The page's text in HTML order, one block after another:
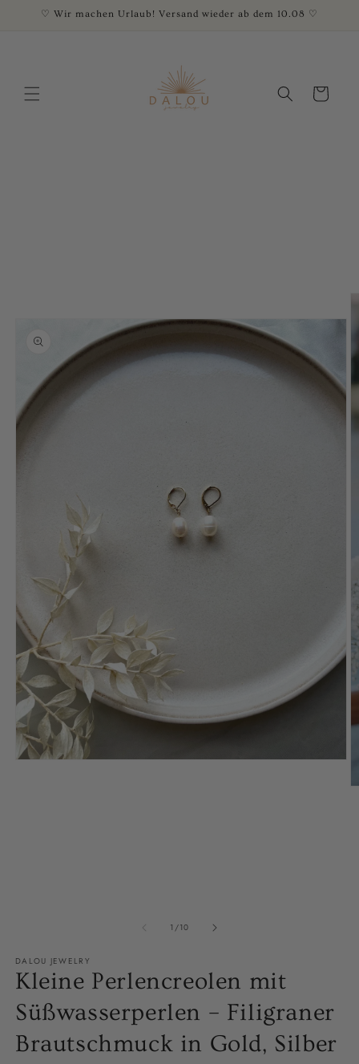
zum♡ Wir machen Urlaub! Versand wieder ab dem 10.08 ♡
Warenkorb
1 /von
10
DALOU JEWELRY
Kleine Perlencreolen mit
Süßwasserperlen – Filigraner
Brautschmuck in Gold, Silber